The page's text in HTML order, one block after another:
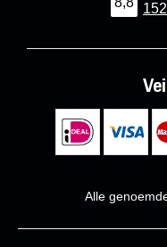
Alle